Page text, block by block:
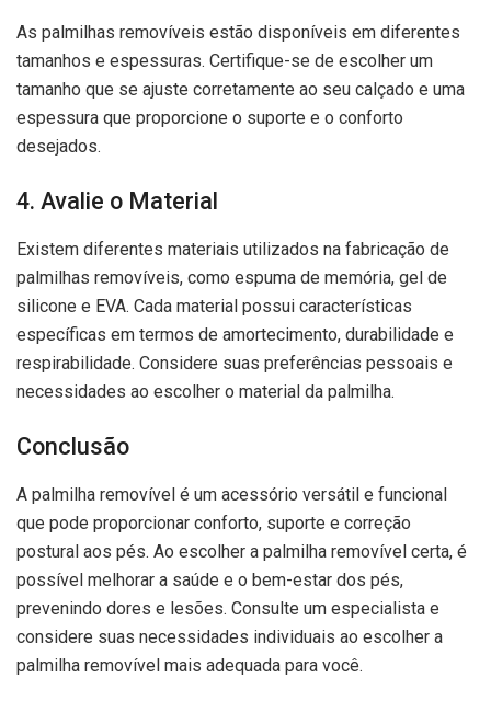
As palmilhas removíveis estão disponíveis em diferentes
tamanhos e espessuras. Certifique-se de escolher um
tamanho que se ajuste corretamente ao seu calçado e uma
espessura que proporcione o suporte e o conforto
desejados.
4. Avalie o Material
Existem diferentes materiais utilizados na fabricação de
palmilhas removíveis, como espuma de memória, gel de
silicone e EVA. Cada material possui características
específicas em termos de amortecimento, durabilidade e
respirabilidade. Considere suas preferências pessoais e
necessidades ao escolher o material da palmilha.
Conclusão
A palmilha removível é um acessório versátil e funcional
que pode proporcionar conforto, suporte e correção
postural aos pés. Ao escolher a palmilha removível certa, é
possível melhorar a saúde e o bem-estar dos pés,
prevenindo dores e lesões. Consulte um especialista e
considere suas necessidades individuais ao escolher a
palmilha removível mais adequada para você.